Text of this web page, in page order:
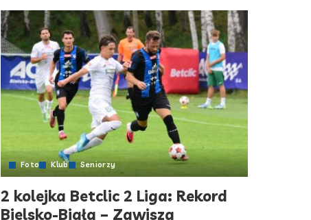
Foto Klub Seniorzy
2 kolejka Betclic 2 Liga: Rekord
Bielsko-Biała – Zawisza